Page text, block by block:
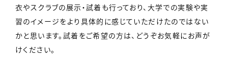
衣やスクラブの展示・試着も行っており、大学での実験や実
習のイメージをより具体的に感じていただけたのではない
かと思います。試着をご希望の方は、どうぞお気軽にお声が
けください。